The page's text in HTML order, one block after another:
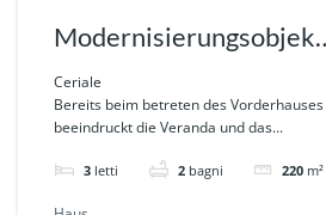
Modernisierungsobjekt
mit viel
Gestaltungspotenzial in
Ceriale Ref. 524
Ceriale
Bereits beim betreten des Vorderhauses
beeindruckt die Veranda und das...
3 letti 2 bagni 220 m²